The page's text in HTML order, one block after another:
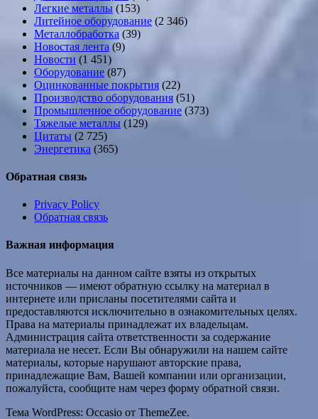
Легкие металлы (153)
Литейное оборудование (2 346)
Металлобработка (39)
Новостая лента (9)
Новости (1 451)
Оборудование (87)
Оцинкованные покрытия (22)
Производство оборудования (51)
Промышленное оборудование (373)
Тяжелые металлы (129)
Цитаты (2 725)
Энергетика (365)
Обратная связь
Privacy Policy
Обратная связь
Важная информация
Все материалы на данном сайте взяты из открытых
источников — имеют обратную ссылку на материал в
интернете или присланы посетителями сайта и
предоставляются исключительно в ознакомительных целях.
Права на материалы принадлежат их владельцам.
Администрация сайта ответственности за содержание
материала не несет. Если Вы обнаружили на нашем сайте
материалы, которые нарушают авторские права,
принадлежащие Вам, Вашей компании или организации,
пожалуйста, сообщите нам через форму обратной связи.
Тема WordPress: Occasio от ThemeZee.